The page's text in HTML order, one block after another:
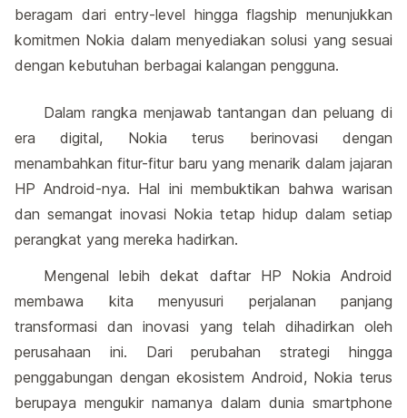
beragam dari entry-level hingga flagship menunjukkan
komitmen Nokia dalam menyediakan solusi yang sesuai
dengan kebutuhan berbagai kalangan pengguna.
Dalam rangka menjawab tantangan dan peluang di
era digital, Nokia terus berinovasi dengan
menambahkan fitur-fitur baru yang menarik dalam jajaran
HP Android-nya. Hal ini membuktikan bahwa warisan
dan semangat inovasi Nokia tetap hidup dalam setiap
perangkat yang mereka hadirkan.
Mengenal lebih dekat daftar HP Nokia Android
membawa kita menyusuri perjalanan panjang
transformasi dan inovasi yang telah dihadirkan oleh
perusahaan ini. Dari perubahan strategi hingga
penggabungan dengan ekosistem Android, Nokia terus
berupaya mengukir namanya dalam dunia smartphone